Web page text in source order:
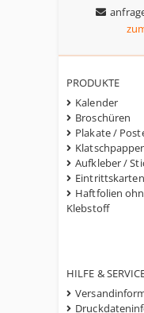
PRODUKTE
Kalender
Broschüren
Plakate /
Aufkleber /
Eintrittskarten
Haftfolien
Klebstoff
HILFE &